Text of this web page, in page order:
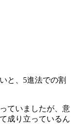
と、5進法での割
ていましたが、意
成り立っているん